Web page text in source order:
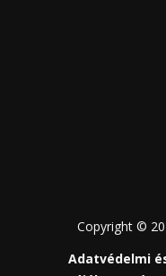
Copyright ©
Adatvédelmi